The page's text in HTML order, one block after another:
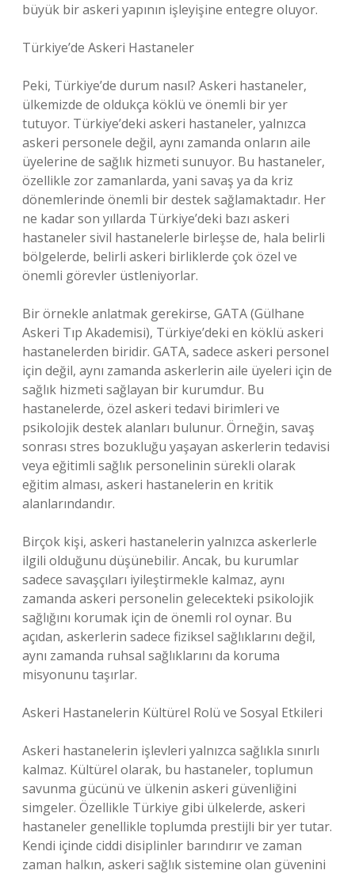
büyük bir askeri yapının işleyişine entegre oluyor.
Türkiye’de Askeri Hastaneler
Peki, Türkiye’de durum nasıl? Askeri hastaneler,
ülkemizde de oldukça köklü ve önemli bir yer
tutuyor. Türkiye’deki askeri hastaneler, yalnızca
askeri personele değil, aynı zamanda onların aile
üyelerine de sağlık hizmeti sunuyor. Bu hastaneler,
özellikle zor zamanlarda, yani savaş ya da kriz
dönemlerinde önemli bir destek sağlamaktadır. Her
ne kadar son yıllarda Türkiye’deki bazı askeri
hastaneler sivil hastanelerle birleşse de, hala belirli
bölgelerde, belirli askeri birliklerde çok özel ve
önemli görevler üstleniyorlar.
Bir örnekle anlatmak gerekirse, GATA (Gülhane
Askeri Tıp Akademisi), Türkiye’deki en köklü askeri
hastanelerden biridir. GATA, sadece askeri personel
için değil, aynı zamanda askerlerin aile üyeleri için de
sağlık hizmeti sağlayan bir kurumdur. Bu
hastanelerde, özel askeri tedavi birimleri ve
psikolojik destek alanları bulunur. Örneğin, savaş
sonrası stres bozukluğu yaşayan askerlerin tedavisi
veya eğitimli sağlık personelinin sürekli olarak
eğitim alması, askeri hastanelerin en kritik
alanlarındandır.
Birçok kişi, askeri hastanelerin yalnızca askerlerle
ilgili olduğunu düşünebilir. Ancak, bu kurumlar
sadece savaşçıları iyileştirmekle kalmaz, aynı
zamanda askeri personelin gelecekteki psikolojik
sağlığını korumak için de önemli rol oynar. Bu
açıdan, askerlerin sadece fiziksel sağlıklarını değil,
aynı zamanda ruhsal sağlıklarını da koruma
misyonunu taşırlar.
Askeri Hastanelerin Kültürel Rolü ve Sosyal Etkileri
Askeri hastanelerin işlevleri yalnızca sağlıkla sınırlı
kalmaz. Kültürel olarak, bu hastaneler, toplumun
savunma gücünü ve ülkenin askeri güvenliğini
simgeler. Özellikle Türkiye gibi ülkelerde, askeri
hastaneler genellikle toplumda prestijli bir yer tutar.
Kendi içinde ciddi disiplinler barındırır ve zaman
zaman halkın, askeri sağlık sistemine olan güvenini